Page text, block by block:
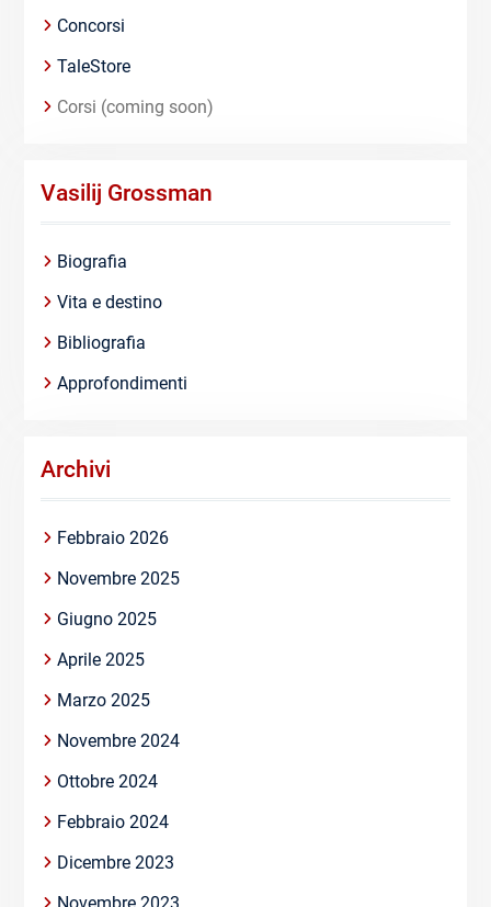
Concorsi
TaleStore
Corsi (coming soon)
Vasilij Grossman
Biografia
Vita e destino
Bibliografia
Approfondimenti
Archivi
Febbraio 2026
Novembre 2025
Giugno 2025
Aprile 2025
Marzo 2025
Novembre 2024
Ottobre 2024
Febbraio 2024
Dicembre 2023